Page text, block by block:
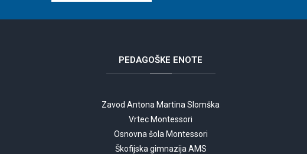
PEDAGOŠKE ENOTE
Zavod Antona Martina Slomška
Vrtec Montessori
Osnovna šola Montessori
Škofijska gimnazija AMS